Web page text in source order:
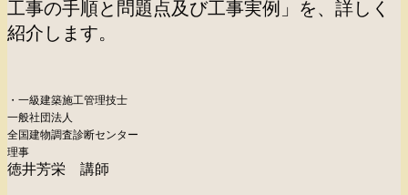
工事の手順と問題点及び工事実例」を、詳しく
紹介します。
・一級建築施工管理技士
一般社団法人
全国建物調査診断センター
理事
徳井芳栄 講師